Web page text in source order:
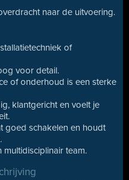
naar de uitvoering.
of
voor detail.
of onderhoud is een sterke
klantgericht en voelt je
goed schakelen en houdt
team.